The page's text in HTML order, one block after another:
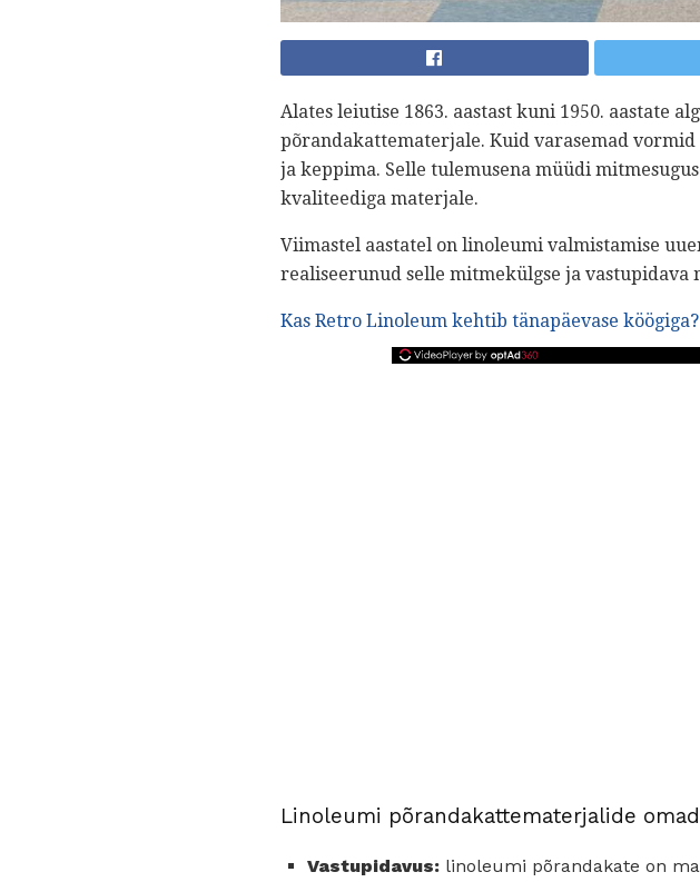
Alates leiutise 1863. aastast kuni 1950. aastate
põrandakattematerjale. Kuid varasemad
ja keppima. Selle tulemusena müüdi
kvaliteediga materjale.
Viimastel aastatel on linoleumi valmistamise
realiseerunud selle mitmekülgse ja vastupidava
Kas Retro Linoleum kehtib tänapäevase köögiga?
Linoleumi põrandakattematerjalide
Vastupidavus: linoleumi põrandakate on